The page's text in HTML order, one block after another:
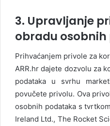
3. Upravljanje
obradu
Prihvaćanjem privole za
ARR.hr dajete dozvolu za
podataka u svrhu
povučete privolu. Ova
osobnih podataka s
Ireland Ltd., The Rocket